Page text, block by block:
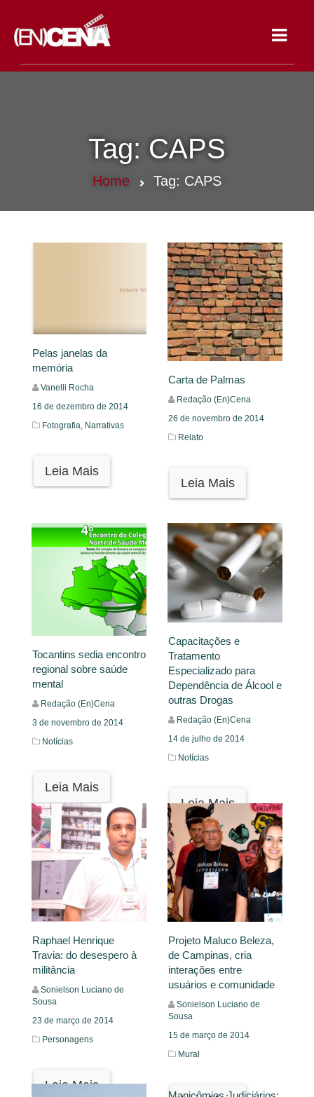
Tag: CAPS
Home Tag: CAPS
Pelas janelas da
memória
Vanelli Rocha
16 de dezembro de 2014
Fotografia, Narrativas
Leia Mais
Carta de Palmas
Redação (En)Cena
26 de novembro de 2014
Relato
Leia Mais
Tocantins sedia encontro
regional sobre saúde
mental
Redação (En)Cena
3 de novembro de 2014
Notícias
Leia Mais
Capacitações e
Tratamento
Especializado para
Dependência de Álcool e
outras Drogas
Redação (En)Cena
14 de julho de 2014
Notícias
Leia Mais
Raphael Henrique
Travia: do desespero à
militância
Sonielson Luciano de
Sousa
23 de março de 2014
Personagens
Leia Mais
Projeto Maluco Beleza,
de Campinas, cria
interações entre
usuários e comunidade
Sonielson Luciano de
Sousa
15 de março de 2014
Mural